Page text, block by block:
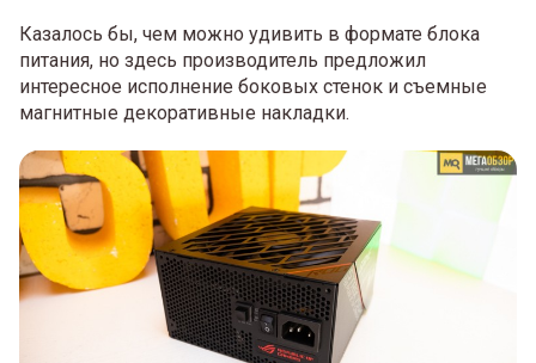
Казалось бы, чем можно удивить в формате блока
питания, но здесь производитель предложил
интересное исполнение боковых стенок и съемные
магнитные декоративные накладки.